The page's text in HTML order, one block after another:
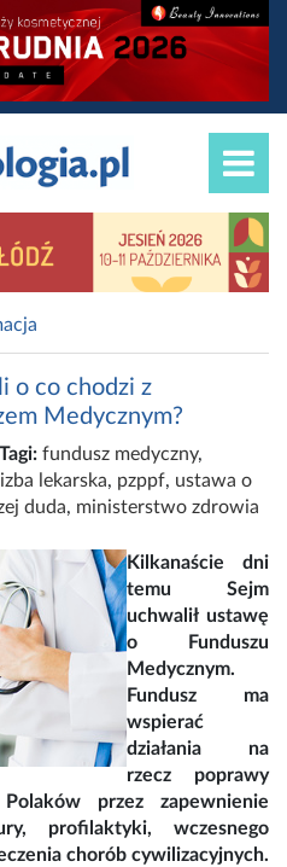
o co chodzi z
Medycznym?
Tagi: fundusz medyczny,
lekarska, pzppf, ustawa o
duda, ministerstwo zdrowia
Kilkanaście dni
temu Sejm
uchwalił ustawę
o Funduszu
Medycznym.
Fundusz ma
wspierać
działania na
rzecz poprawy
przez zapewnienie
profilaktyki, wczesnego
chorób cywilizacyjnych.